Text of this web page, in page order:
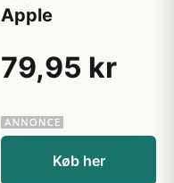
Apple
79,95 kr
Køb her